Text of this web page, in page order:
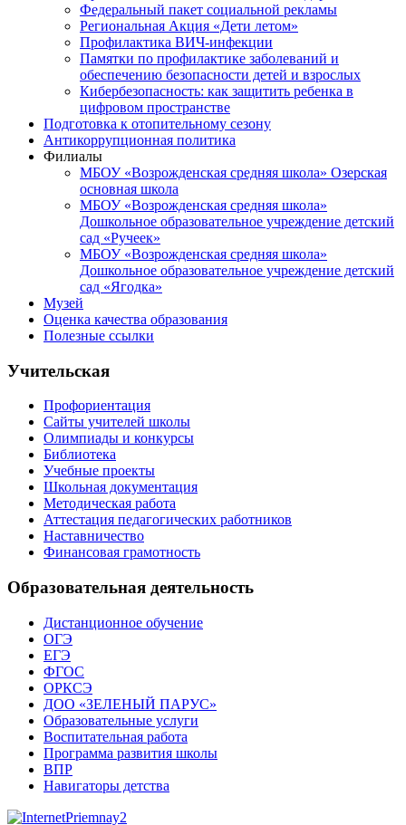
Федеральный пакет социальной рекламы
Региональная Акция «Дети летом»
Профилактика ВИЧ-инфекции
Памятки по профилактике заболеваний и
обеспечению безопасности детей и взрослых
Кибербезопасность: как защитить ребенка в
цифровом пространстве
Подготовка к отопительному сезону
Антикоррупционная политика
Филиалы
МБОУ «Возрожденская средняя школа» Озерская
основная школа
МБОУ «Возрожденская средняя школа»
Дошкольное образовательное учреждение детский
сад «Ручеек»
МБОУ «Возрожденская средняя школа»
Дошкольное образовательное учреждение детский
сад «Ягодка»
Музей
Оценка качества образования
Полезные ссылки
Учительская
Профориентация
Сайты учителей школы
Олимпиады и конкурсы
Библиотека
Учебные проекты
Школьная документация
Методическая работа
Аттестация педагогических работников
Наставничество
Финансовая грамотность
Образовательная деятельность
Дистанционное обучение
ОГЭ
ЕГЭ
ФГОС
ОРКСЭ
ДОО «ЗЕЛЕНЫЙ ПАРУС»
Образовательные услуги
Воспитательная работа
Программа развития школы
ВПР
Навигаторы детства